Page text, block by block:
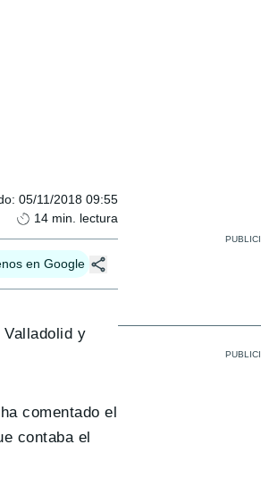
: 05/11/2018 09:55
14 min. lectura
en Google
y
comentado el
contaba el